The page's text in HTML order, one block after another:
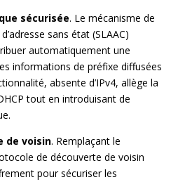
sécurisée. Le mécanisme de
sans état (SLAAC)
automatiquement une
informations de préfixe diffusées
absente d’IPv4, allège la
tout en introduisant de
de voisin. Remplaçant le
de découverte de voisin
pour sécuriser les